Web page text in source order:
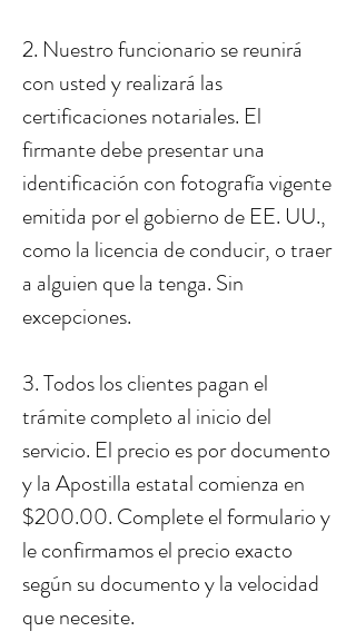
2. Nuestro funcionario se reunirá
con usted y realizará las
certificaciones notariales. El
firmante debe presentar una
identificación con fotografía vigente
emitida por el gobierno de EE. UU.,
como la licencia de conducir, o traer
a alguien que la tenga. Sin
excepciones.
3. Todos los clientes pagan el
trámite completo al inicio del
servicio. El precio es por documento
y la Apostilla estatal comienza en
$200.00. Complete el formulario y
le confirmamos el precio exacto
según su documento y la velocidad
que necesite.